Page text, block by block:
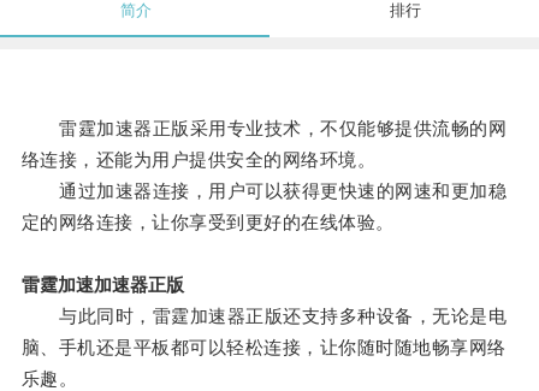
简介 排行
雷霆加速器正版采用专业技术，不仅能够提供流畅的网
络连接，还能为用户提供安全的网络环境。
通过加速器连接，用户可以获得更快速的网速和更加稳
定的网络连接，让你享受到更好的在线体验。
雷霆加速加速器正版
与此同时，雷霆加速器正版还支持多种设备，无论是电
脑、手机还是平板都可以轻松连接，让你随时随地畅享网络
乐趣。